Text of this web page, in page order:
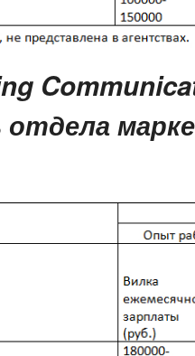
отдела